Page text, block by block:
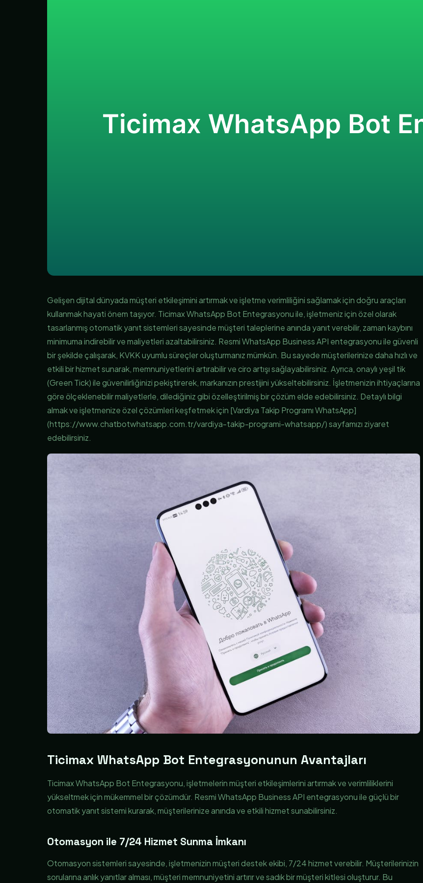
Gelişen dijital dünyada müşteri etkileşimini artırmak ve işletme verimliliğini sağlamak için doğru araçları
kullanmak hayati önem taşıyor. Ticimax WhatsApp Bot Entegrasyonu ile, işletmeniz için özel olarak
tasarlanmış otomatik yanıt sistemleri sayesinde müşteri taleplerine anında yanıt verebilir, zaman kaybını
minimuma indirebilir ve maliyetleri azaltabilirsiniz. Resmi WhatsApp Business API entegrasyonu ile güvenli
bir şekilde çalışarak, KVKK uyumlu süreçler oluşturmanız mümkün. Bu sayede müşterilerinize daha hızlı ve
etkili bir hizmet sunarak, memnuniyetlerini artırabilir ve ciro artışı sağlayabilirsiniz. Ayrıca, onaylı yeşil tik
(Green Tick) ile güvenilirliğinizi pekiştirerek, markanızın prestijini yükseltebilirsiniz. İşletmenizin ihtiyaçlarına
göre ölçeklenebilir maliyetlerle, dilediğiniz gibi özelleştirilmiş bir çözüm elde edebilirsiniz. Detaylı bilgi
almak ve işletmenize özel çözümleri keşfetmek için [Vardiya Takip Programı WhatsApp]
(https://www.chatbotwhatsapp.com.tr/vardiya-takip-programi-whatsapp/) sayfamızı ziyaret
edebilirsiniz.
Ticimax WhatsApp Bot Entegrasyonunun Avantajları
Ticimax WhatsApp Bot Entegrasyonu, işletmelerin müşteri etkileşimlerini artırmak ve verimliliklerini
yükseltmek için mükemmel bir çözümdür. Resmi WhatsApp Business API entegrasyonu ile güçlü bir
otomatik yanıt sistemi kurarak, müşterilerinize anında ve etkili hizmet sunabilirsiniz.
Otomasyon ile 7/24 Hizmet Sunma İmkanı
Otomasyon sistemleri sayesinde, işletmenizin müşteri destek ekibi, 7/24 hizmet verebilir. Müşterilerinizin
sorularına anlık yanıtlar alması, müşteri memnuniyetini artırır ve sadık bir müşteri kitlesi oluşturur. Bu